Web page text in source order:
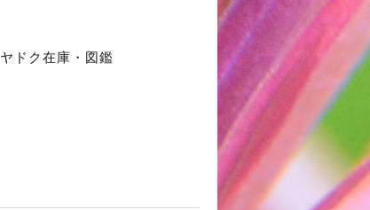
ヤドク在庫・図鑑